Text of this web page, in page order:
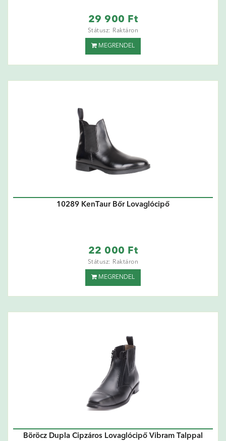
29 900 Ft
Státusz: Raktáron
MEGRENDEL
10289 KenTaur Bőr Lovaglócipő
22 000 Ft
Státusz: Raktáron
MEGRENDEL
Böröcz Dupla Cipzáros Lovaglócipő Vibram Talppal